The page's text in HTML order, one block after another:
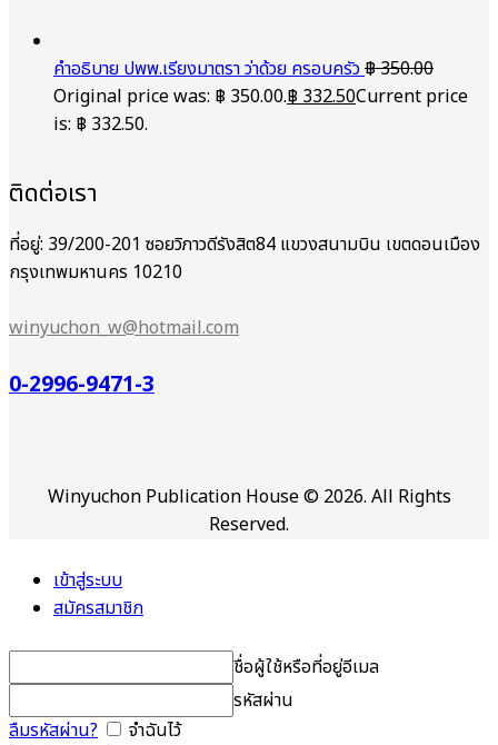
คำอธิบาย ปพพ.เรียงมาตรา ว่าด้วย ครอบครัว฿350.00
Original price was: ฿ 350.00.฿332.50Current price
is: ฿ 332.50.
ติดต่อเรา
ที่อยู่: 39/200-201 ซอยวิภาวดีรังสิต84 แขวงสนามบิน เขตดอนเมือง
กรุงเทพมหานคร 10210
winyuchon_w@hotmail.com
0-2996-9471-3
Winyuchon Publication House © 2026. All Rights
Reserved.
เข้าสู่ระบบ
สมัครสมาชิก
ชื่อผู้ใช้หรือที่อยู่อีเมล
รหัสผ่าน
ลืมรหัสผ่าน?
จำฉันไว้